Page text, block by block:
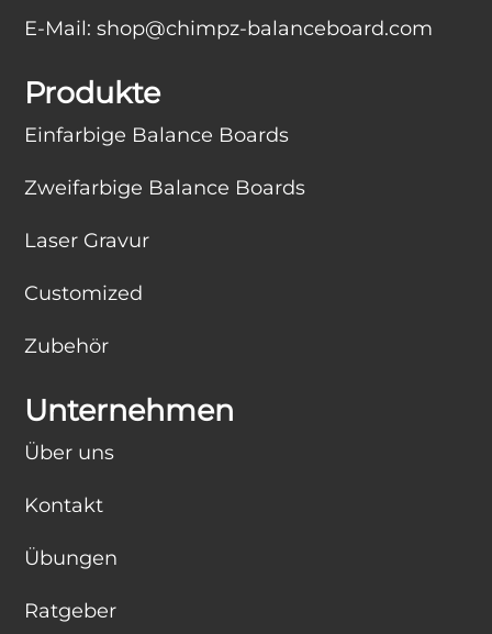
E-Mail:shop@chimpz-balanceboard.com
Produkte
Einfarbige Balance Boards
Zweifarbige Balance Boards
Laser Gravur
Customized
Zubehör
Unternehmen
Über uns
Kontakt
Übungen
Ratgeber